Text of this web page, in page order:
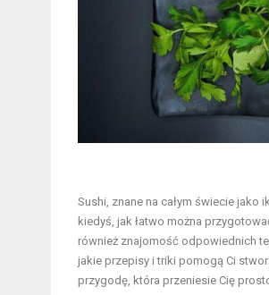
Sushi, znane na całym świecie
kiedyś, jak łatwo można
również znajomość odpowiednich
jakie przepisy i triki pomogą Ci
przygodę, która przeniesie Cię